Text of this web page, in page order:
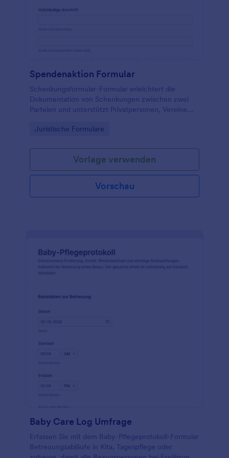
Spendenaktion Formular
Schenkungsformular-Formular erleichtert die
Dokumentation von Schenkungen zwischen zwei
Parteien und unterstützt Privatpersonen, Vereine
Datenerfassung und Verwaltung jeder
Go to Category:
Juristische Formulare
Vorlage verwenden
Vorschau
Baby Care Log Umfrage
Erfassen Sie mit dem Baby-Pflegeprotokoll-Formular
Betreuungsabläufe in Kita, Tagespflege oder